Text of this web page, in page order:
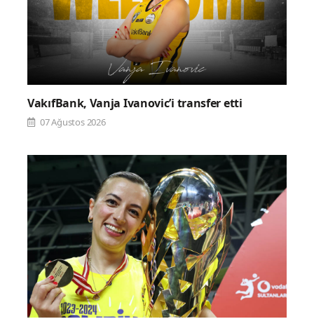
VakıfBank, Vanja Ivanovic’i transfer etti
07 Ağustos 2026